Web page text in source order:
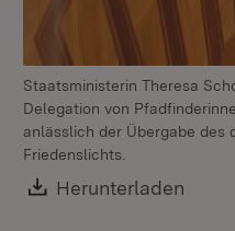
Staatsministerin Theresa
Delegation von
anlässlich der Übergabe des
Friedenslichts.
Download:
Herunterladen